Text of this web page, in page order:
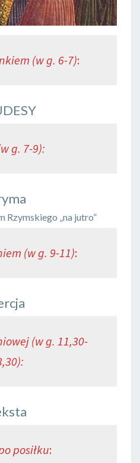
(w g. 6-7):
g. 7-9):
„na jutro”
(w g. 9-11):
(w g. 11,30-
posiłku: